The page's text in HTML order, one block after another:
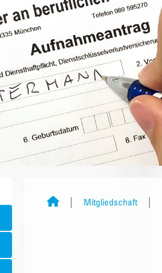
Mitgliedschaft